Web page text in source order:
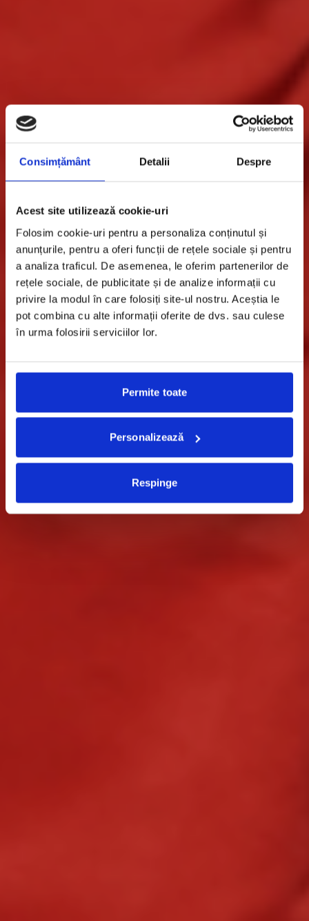
Consimțământ Detalii Despre
Acest site utilizează cookie-uri
Folosim cookie-uri pentru a personaliza conținutul și
anunțurile, pentru a oferi funcții de rețele sociale și pentru
a analiza traficul. De asemenea, le oferim partenerilor de
rețele sociale, de publicitate și de analize informații cu
privire la modul în care folosiți site-ul nostru. Aceștia le
pot combina cu alte informații oferite de dvs. sau culese
în urma folosirii serviciilor lor.
Permite toate
Personalizează
Respinge